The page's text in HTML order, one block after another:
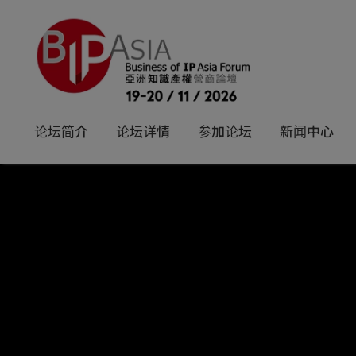
论坛简介 论坛详情 参加论坛 新闻中心